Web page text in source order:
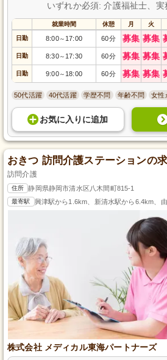
いずれか必須: 介護福祉士、実
就業時間 休憩 月 火
日勤 8:00～ 17:00 60分 募集 募集
日勤 8:30～ 17:30 60分 募集 募集
日勤 9:00～ 18:00 60分 募集 募集
50代活躍 40代活躍 学歴不問 年齢不問 女性
お気に入り に追加
おきつ 訪問介護ステーションの
訪問介護
住所 静岡県静岡市清水区八木間町815-1
最寄駅 興津駅から1.6km、新清水駅から6.4km、
株式会社 メディカル東海パートナーズ